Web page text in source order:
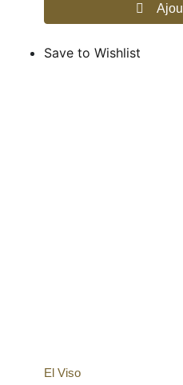
Save to Wishlist
El Viso